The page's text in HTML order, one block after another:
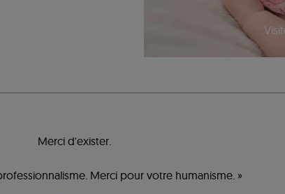
Merci d'exister.
Merci pour votre humanisme. »